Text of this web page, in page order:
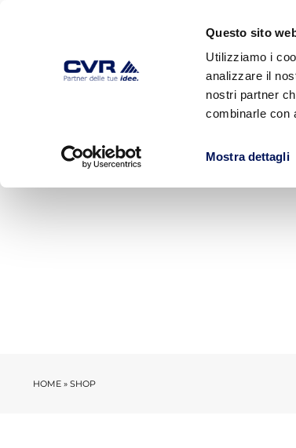
Questo sito
Utilizziamo i
analizzare il
nostri partner
combinarle con
Mostra dettagli
AZIENDA
HOME » SHOP